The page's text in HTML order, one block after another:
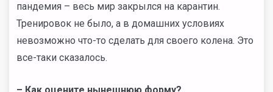
пандемия – весь мир закрылся на карантин.
Тренировок не было, а в домашних условиях
невозможно что-то сделать для своего колена. Это
все-таки сказалось.